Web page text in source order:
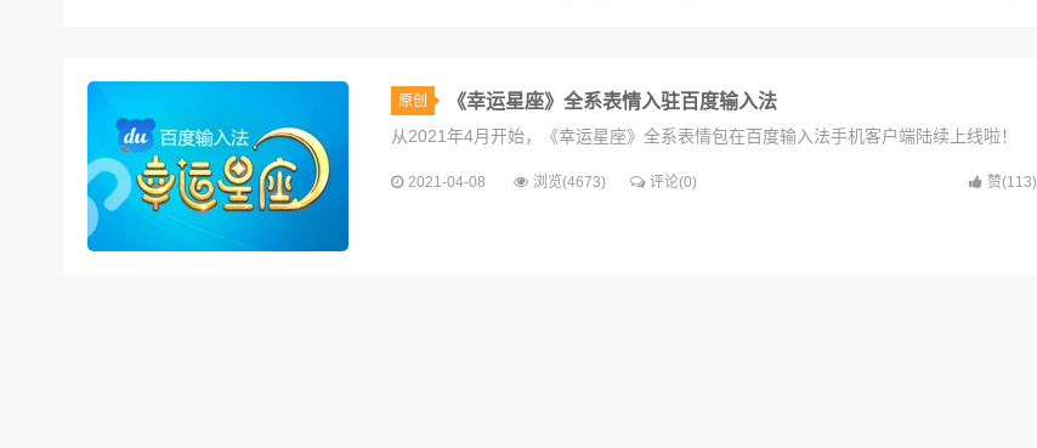
原创 《幸运星座》全系表情入驻百度输入法
从2021年4月开始，《幸运星座》全系表情包在百度输入法手机客户端陆续上线啦！
2021-04-08 浏览(4673) 评论(0) 赞(113)